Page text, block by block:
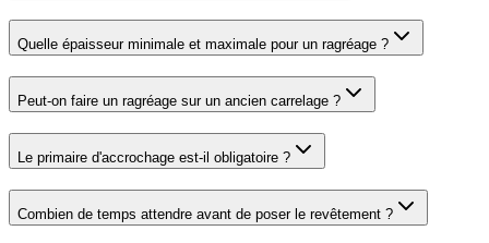
Quelle épaisseur minimale et maximale pour un ragréage ?
Peut-on faire un ragréage sur un ancien carrelage ?
Le primaire d'accrochage est-il obligatoire ?
Combien de temps attendre avant de poser le revêtement ?